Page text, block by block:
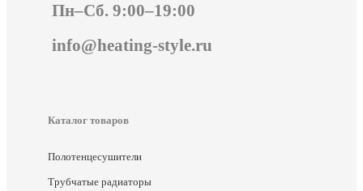
Пн–Сб. 9:00–19:00
info@heating-style.ru
Каталог товаров
Полотенцесушители
Трубчатые радиаторы